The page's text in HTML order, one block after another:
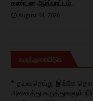
கண்டன ஆர்ப்பாட்டம்.
August 04, 2026
கருத்துரையிடுக
* தயவுசெய்து இங்கே
அனைத்து கருத்துகளும்